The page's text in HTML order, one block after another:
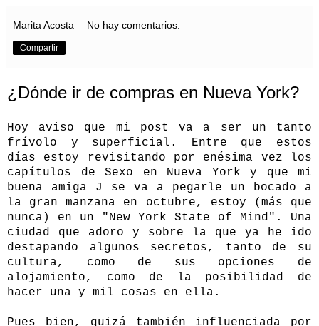
Marita Acosta No hay comentarios:
Compartir
¿Dónde ir de compras en Nueva York?
Hoy aviso que mi post va a ser un tanto
frívolo y superficial. Entre que estos
días estoy revisitando por enésima vez los
capítulos de Sexo en Nueva York y que mi
buena amiga J se va a pegarle un bocado a
la gran manzana en octubre, estoy (más que
nunca) en un "New York State of Mind". Una
ciudad que adoro y sobre la que ya he ido
destapando algunos secretos, tanto de su
cultura, como de sus opciones de
alojamiento, como de la posibilidad de
hacer una y mil cosas en ella.
Pues bien, quizá también influenciada por